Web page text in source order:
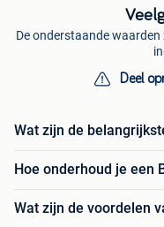
De onderstaande
Deel
Wat zijn de
Hoe onderhoud je een
Wat zijn de voordelen